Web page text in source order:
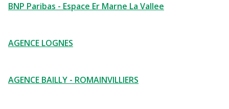
BNP Paribas - Espace Er Marne La Vallee
AGENCE LOGNES
AGENCE BAILLY - ROMAINVILLIERS